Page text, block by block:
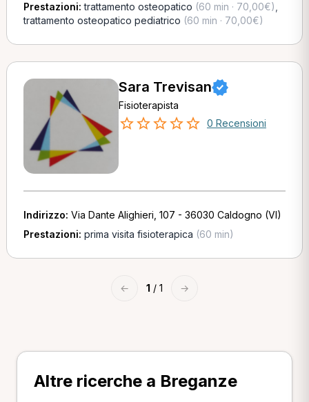
Prestazioni:trattamento osteopatico (60 min · 70,00€)
trattamento osteopatico pediatrico (60 min · 70,00€)
Sara Trevisan
Fisioterapista
0 Recensioni
Indirizzo: Via Dante Alighieri, 107 - 36030 Caldogno (VI)
Prestazioni: prima visita fisioterapica (60 min)
← 1 / 1 →
Altre ricerche a Breganze